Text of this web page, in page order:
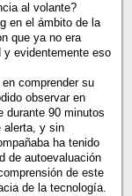
al volante?
en el ámbito de la
que ya no era
y evidentemente eso
comprender su
observar en
durante 90 minutos
alerta, y sin
ha tenido
de autoevaluación
de este
de la tecnología.